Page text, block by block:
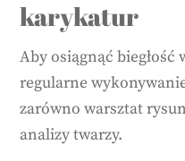
karykatur
Aby osiągnąć biegłość
regularne
zarówno warsztat
analizy twarzy.